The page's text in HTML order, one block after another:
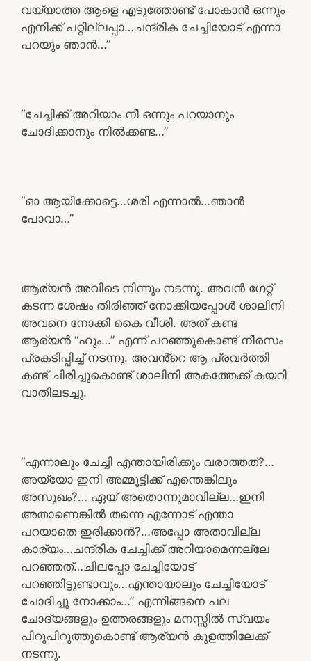
വയ്യാത്ത ആളെ എടുത്തോണ്ട് പോകാൻ ഒന്നും
എനിക്ക് പറ്റില്ലപ്പാ…ചന്ദ്രിക ചേച്ചിയോട് എന്നാ
പറയും ഞാൻ…”
“ചേച്ചിക്ക് അറിയാം നീ ഒന്നും പറയാനും
ചോദിക്കാനും നിൽക്കണ്ട…”
“ഓ ആയിക്കോട്ടെ…ശരി എന്നാൽ…ഞാൻ
പോവാ…”
ആര്യൻ അവിടെ നിന്നും നടന്നു. അവൻ ഗേറ്റ്
കടന്ന ശേഷം തിരിഞ്ഞ് നോക്കിയപ്പോൾ ശാലിനി
അവനെ നോക്കി കൈ വീശി. അത് കണ്ട
ആര്യൻ “ഹും…” എന്ന് പറഞ്ഞുകൊണ്ട് നീരസം
പ്രകടിപ്പിച്ച് നടന്നു. അവൻ്റെ ആ പ്രവർത്തി
കണ്ട് ചിരിച്ചുകൊണ്ട് ശാലിനി അകത്തേക്ക് കയറി
വാതിലടച്ചു.
“എന്നാലും ചേച്ചി എന്തായിരിക്കും വരാത്തത്?…
അയ്യോ ഇനി അമ്മൂട്ടിക്ക് എന്തെങ്കിലും
അസുഖം?… ഏയ് അതൊന്നുമാവില്ല…ഇനി
അതാണെങ്കിൽ തന്നെ എന്നോട് എന്താ
പറയാതെ ഇരിക്കാൻ?…അപ്പോ അതാവില്ല
കാര്യം…ചന്ദ്രിക ചേച്ചിക്ക് അറിയാമെന്നല്ലേ
പറഞ്ഞത്…ചിലപ്പോ ചേച്ചിയോട്
പറഞ്ഞിട്ടുണ്ടാവും…എന്തായാലും ചേച്ചിയോട്
ചോദിച്ചു നോക്കാം…” എന്നിങ്ങനെ പല
ചോദ്യങ്ങളും ഉത്തരങ്ങളും മനസ്സിൽ സ്വയം
പിറുപിറുത്തുകൊണ്ട് ആര്യൻ കുളത്തിലേക്ക്
നടന്നു.